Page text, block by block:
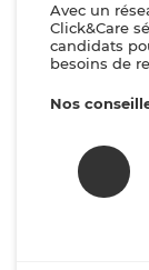
Avec un
Click&Care
candidats
besoins de
Nos